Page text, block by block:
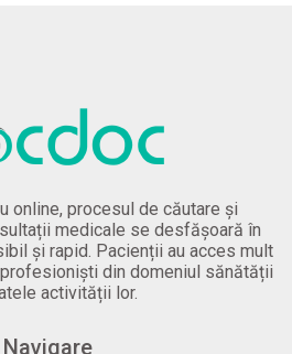
online, procesul de căutare și
medicale se desfășoară în
și rapid. Pacienții au acces mult
din domeniul sănătății
activității lor.
Navigare